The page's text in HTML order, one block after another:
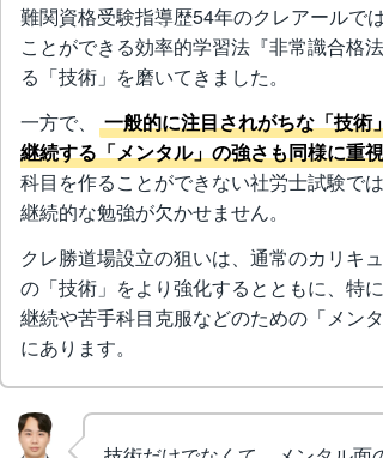
難関資格受験指導歴54年のクレアールで
ことができる効率的学習法『非常識合格
る「技術」を磨いてきました。
一方で、
一般的に注目されがちな「技
継続する「メンタル」の強さも同様に重視
科目を作ることができない社労士試験で
継続的な勉強が欠かせません。
クレ勝道場設立の狙いは、通常のカリキ
の「技術」をより強化するとともに、特
継続や苦手科目克服などのための「メン
にあります。